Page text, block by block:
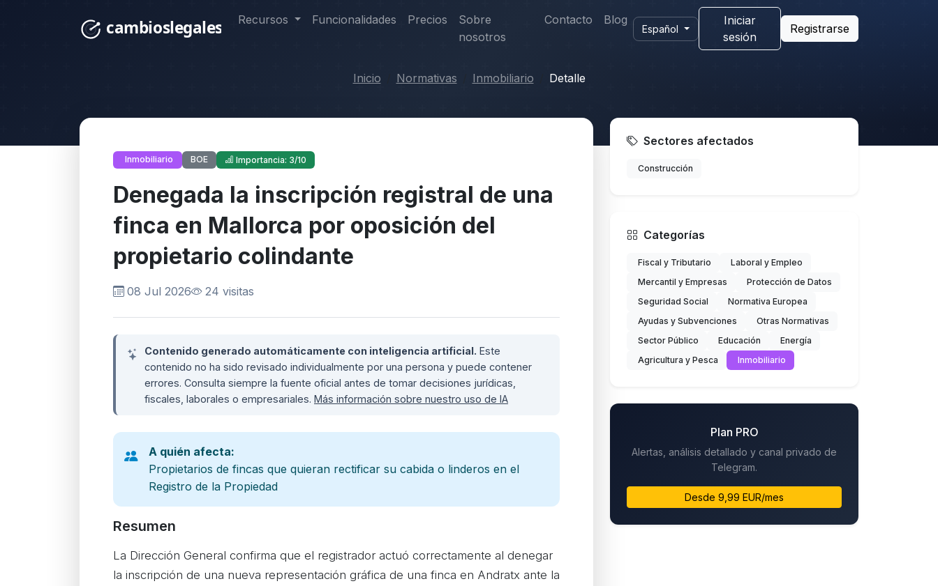
Recursos Funcionalidades Precios
Sobre
nosotros
Contacto Blog
Español
Iniciar
sesión
Registrarse
Inicio Normativas Inmobiliario Detalle
Inmobiliario BOE Importancia: 3/10
Denegada la inscripción registral de una
finca en Mallorca por oposición del
propietario colindante
08 Jul 2026 24 visitas
Contenido generado automáticamente con inteligencia artificial. Este
contenido no ha sido revisado individualmente por una persona y puede contener
errores. Consulta siempre la fuente oficial antes de tomar decisiones jurídicas,
fiscales, laborales o empresariales. Más información sobre nuestro uso de IA
A quién afecta:
Propietarios de fincas que quieran rectificar su cabida o linderos en el
Registro de la Propiedad
Resumen
La Dirección General confirma que el registrador actuó correctamente al denegar
la inscripción de una nueva representación gráfica de una finca en Andratx ante la
Sectores afectados
Construcción
Categorías
Fiscal y Tributario
Laboral y Empleo
Mercantil y Empresas
Protección de Datos
Seguridad Social
Normativa Europea
Ayudas y Subvenciones
Otras Normativas
Sector Público
Educación
Energía
Agricultura y Pesca
Inmobiliario
Plan PRO
Alertas, análisis detallado y canal privado de
Telegram.
Desde 9,99 EUR/mes